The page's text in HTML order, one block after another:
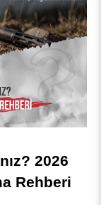
2026
Rehberi